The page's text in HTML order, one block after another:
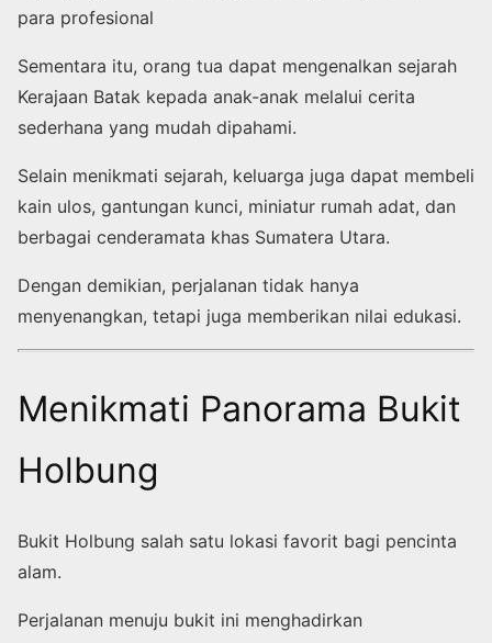
para profesional
Sementara itu, orang tua dapat mengenalkan sejarah
Kerajaan Batak kepada anak-anak melalui cerita
sederhana yang mudah dipahami.
Selain menikmati sejarah, keluarga juga dapat membeli
kain ulos, gantungan kunci, miniatur rumah adat, dan
berbagai cenderamata khas Sumatera Utara.
Dengan demikian, perjalanan tidak hanya
menyenangkan, tetapi juga memberikan nilai edukasi.
Menikmati Panorama Bukit
Holbung
Bukit Holbung salah satu lokasi favorit bagi pencinta
alam.
Perjalanan menuju bukit ini menghadirkan